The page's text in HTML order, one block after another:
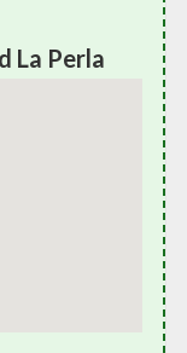
La Perla